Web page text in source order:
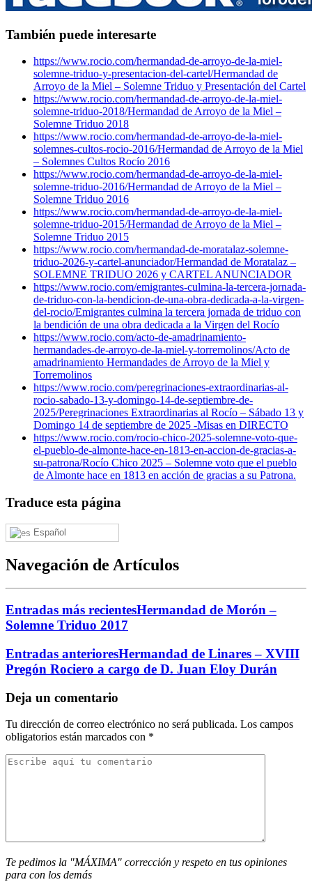
También puede interesarte
https://www.rocio.com/hermandad-de-arroyo-de-la-miel-
solemne-triduo-y-presentacion-del-cartel/Hermandad de
Arroyo de la Miel – Solemne Triduo y Presentación del Cartel
https://www.rocio.com/hermandad-de-arroyo-de-la-miel-
solemne-triduo-2018/Hermandad de Arroyo de la Miel –
Solemne Triduo 2018
https://www.rocio.com/hermandad-de-arroyo-de-la-miel-
solemnes-cultos-rocio-2016/Hermandad de Arroyo de la Miel
– Solemnes Cultos Rocío 2016
https://www.rocio.com/hermandad-de-arroyo-de-la-miel-
solemne-triduo-2016/Hermandad de Arroyo de la Miel –
Solemne Triduo 2016
https://www.rocio.com/hermandad-de-arroyo-de-la-miel-
solemne-triduo-2015/Hermandad de Arroyo de la Miel –
Solemne Triduo 2015
https://www.rocio.com/hermandad-de-moratalaz-solemne-
triduo-2026-y-cartel-anunciador/Hermandad de Moratalaz –
SOLEMNE TRIDUO 2026 y CARTEL ANUNCIADOR
https://www.rocio.com/emigrantes-culmina-la-tercera-jornada-
de-triduo-con-la-bendicion-de-una-obra-dedicada-a-la-virgen-
del-rocio/Emigrantes culmina la tercera jornada de triduo con
la bendición de una obra dedicada a la Virgen del Rocío
https://www.rocio.com/acto-de-amadrinamiento-
hermandades-de-arroyo-de-la-miel-y-torremolinos/Acto de
amadrinamiento Hermandades de Arroyo de la Miel y
Torremolinos
https://www.rocio.com/peregrinaciones-extraordinarias-al-
rocio-sabado-13-y-domingo-14-de-septiembre-de-
2025/Peregrinaciones Extraordinarias al Rocío – Sábado 13 y
Domingo 14 de septiembre de 2025 -Misas en DIRECTO
https://www.rocio.com/rocio-chico-2025-solemne-voto-que-
el-pueblo-de-almonte-hace-en-1813-en-accion-de-gracias-a-
su-patrona/Rocío Chico 2025 – Solemne voto que el pueblo
de Almonte hace en 1813 en acción de gracias a su Patrona.
Traduce esta página
Español
Navegación de Artículos
Entradas más recientesHermandad de Morón –
Solemne Triduo 2017
Entradas anterioresHermandad de Linares – XVIII
Pregón Rociero a cargo de D. Juan Eloy Durán
Deja un comentario
Tu dirección de correo electrónico no será publicada. Los campos
obligatorios están marcados con *
Te pedimos la "MÁXIMA" corrección y respeto en tus opiniones
para con los demás